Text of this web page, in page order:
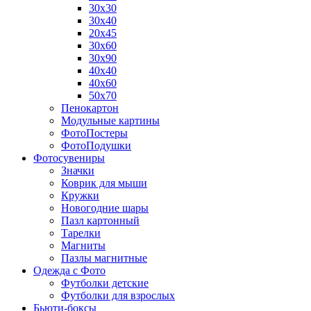
30х30
30х40
20х45
30х60
30х90
40х40
40х60
50х70
Пенокартон
Модульные картины
ФотоПостеры
ФотоПодушки
Фотоcувениры
Значки
Коврик для мыши
Кружки
Новогодние шары
Пазл картонный
Тарелки
Магниты
Пазлы магнитные
Одежда с Фото
Футболки детские
Футболки для взрослых
Бьюти-боксы